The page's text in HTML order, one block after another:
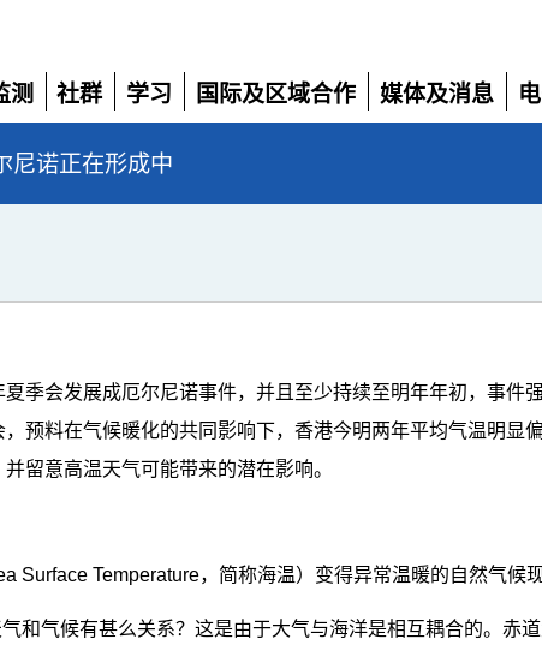
测
社群
展
开
学习
展
开
国际及区域合作
展
媒体及消息
展
展
尼诺正在形成中
季会发展成厄尔尼诺事件，并且至少持续至明年年初，事件
预料在气候暖化的共同影响下，香港今明两年平均气温明显
留意高温天气可能带来的潜在影响。
Surface Temperature，简称海温）变得异常温暖的自然气候
和气候有甚么关系？这是由于大气与海洋是相互耦合的。赤